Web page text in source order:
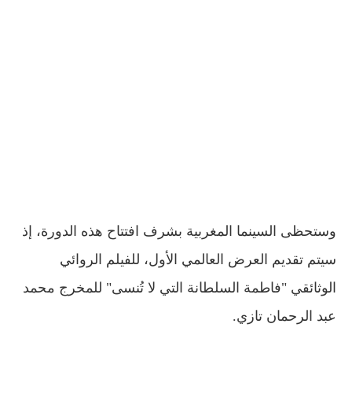
وستحظى السينما المغربية بشرف افتتاح هذه الدورة، إذ
سيتم تقديم العرض العالمي الأول، للفيلم الروائي
الوثائقي "فاطمة السلطانة التي لا تُنسى" للمخرج محمد
عبد الرحمان تازي.